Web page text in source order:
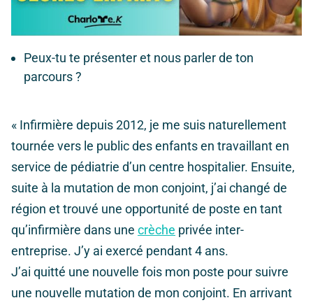
Peux-tu te présenter et nous parler de ton
parcours ?
« Infirmière depuis 2012, je me suis naturellement
tournée vers le public des enfants en travaillant en
service de pédiatrie d’un centre hospitalier. Ensuite,
suite à la mutation de mon conjoint, j’ai changé de
région et trouvé une opportunité de poste en tant
qu’infirmière dans une crèche privée inter-
entreprise. J’y ai exercé pendant 4 ans.
J’ai quitté une nouvelle fois mon poste pour suivre
une nouvelle mutation de mon conjoint. En arrivant